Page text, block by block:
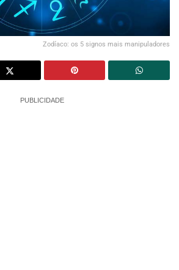
Zodíaco: os 5 signos mais manipuladores
PUBLICIDADE